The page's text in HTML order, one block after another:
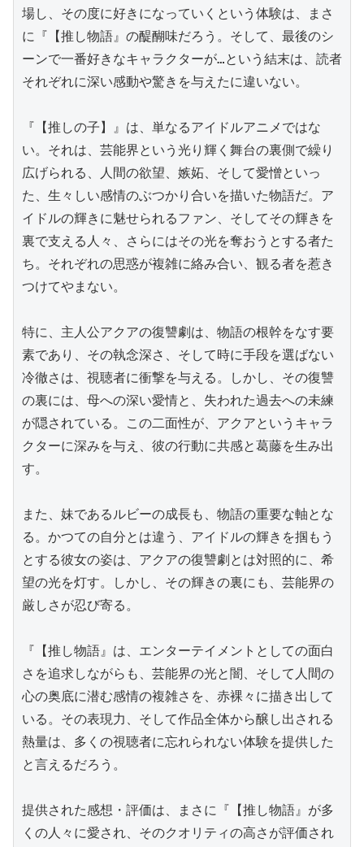
場し、その度に好きになっていくという体験は、まさ
に『【推し物語』の醍醐味だろう。そして、最後のシ
ーンで一番好きなキャラクターが…という結末は、読者
それぞれに深い感動や驚きを与えたに違いない。
『【推しの子】』は、単なるアイドルアニメではな
い。それは、芸能界という光り輝く舞台の裏側で繰り
広げられる、人間の欲望、嫉妬、そして愛憎といっ
た、生々しい感情のぶつかり合いを描いた物語だ。ア
イドルの輝きに魅せられるファン、そしてその輝きを
裏で支える人々、さらにはその光を奪おうとする者た
ち。それぞれの思惑が複雑に絡み合い、観る者を惹き
つけてやまない。
特に、主人公アクアの復讐劇は、物語の根幹をなす要
素であり、その執念深さ、そして時に手段を選ばない
冷徹さは、視聴者に衝撃を与える。しかし、その復讐
の裏には、母への深い愛情と、失われた過去への未練
が隠されている。この二面性が、アクアというキャラ
クターに深みを与え、彼の行動に共感と葛藤を生み出
す。
また、妹であるルビーの成長も、物語の重要な軸とな
る。かつての自分とは違う、アイドルの輝きを掴もう
とする彼女の姿は、アクアの復讐劇とは対照的に、希
望の光を灯す。しかし、その輝きの裏にも、芸能界の
厳しさが忍び寄る。
『【推し物語』は、エンターテイメントとしての面白
さを追求しながらも、芸能界の光と闇、そして人間の
心の奥底に潜む感情の複雑さを、赤裸々に描き出して
いる。その表現力、そして作品全体から醸し出される
熱量は、多くの視聴者に忘れられない体験を提供した
と言えるだろう。
提供された感想・評価は、まさに『【推し物語』が多
くの人々に愛され、そのクオリティの高さが評価され